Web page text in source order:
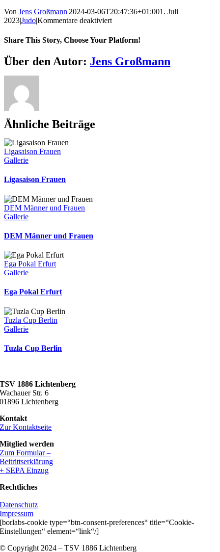
Von Jens Großmann|2024-03-06T20:47:36+01:001. Juli
2023|Judo|Kommentare deaktiviertfür
Edelmetall
Saisonabschluss
Share This Story, Choose Your Platform!
Facebook
X
Reddit
LinkedIn
WhatsApp
Telegram
Tumblr
Pinterest
Vk
Xing
E-
Mail
Über den Autor: Jens Großmann
Ähnliche Beiträge
Ligasaison Frauen
Gallerie
Ligasaison Frauen
DEM Männer und Frauen
Gallerie
DEM Männer und Frauen
Ega Pokal Erfurt
Gallerie
Ega Pokal Erfurt
Tuzla Cup Berlin
Gallerie
Tuzla Cup Berlin
TSV 1886 Lichtenberg
Wachauer Str. 6
01896 Lichtenberg
Kontakt
Zur Kontaktseite
Mitglied werden
Zum Formular –
Beitrittserklärung
+ SEPA Einzug
Rechtliches
Datenschutz
Impressum
[borlabs-cookie type=“btn-consent-preferences“ title=“Cookie-
Einstellungen“ element=“link“/]
© Copyright 2024 – TSV 1886 Lichtenberg